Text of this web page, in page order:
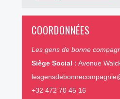
COORDONNÉES
Les gens de bonne
Siège Social : Avenue
+32 472 70 45 16